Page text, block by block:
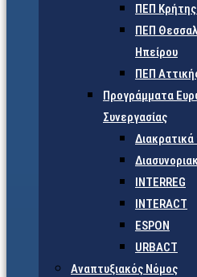
ΠΕΠ Κρήτης
ΠΕΠ
Ηπείρου
ΠΕΠ
Προγράμματα
Συνεργασίας
INTERREG
INTERACT
ESPON
URBACT
Αναπτυξιακός Νόμος